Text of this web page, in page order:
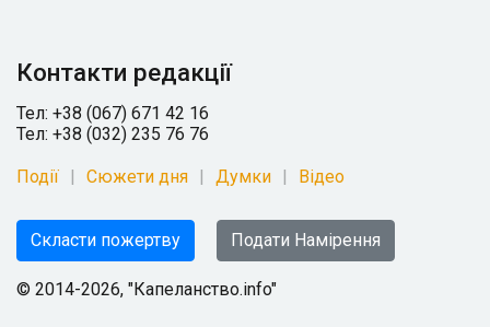
Контакти редакції
Тел: +38 (067) 671 42 16
Тел: +38 (032) 235 76 76
Події Сюжети дня Думки Відео
Скласти пожертву Подати Намірення
© 2014-2026, "Капеланство.info"